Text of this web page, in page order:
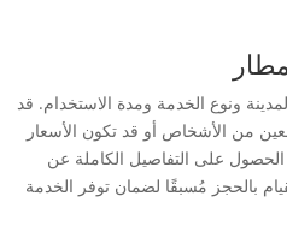
ونوع الخدمة ومدة الاستخدام. قد
من الأشخاص أو قد تكون الأسعار
على التفاصيل الكاملة عن
بالحجز مُسبقًا لضمان توفر الخدمة